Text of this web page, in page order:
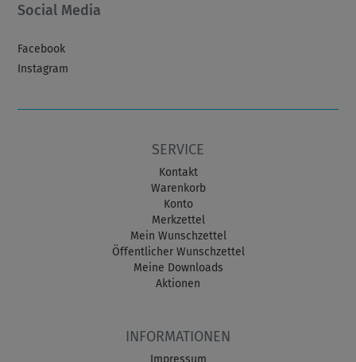
Social Media
Facebook
Instagram
SERVICE
Kontakt
Warenkorb
Konto
Merkzettel
Mein Wunschzettel
Öffentlicher Wunschzettel
Meine Downloads
Aktionen
INFORMATIONEN
Impressum